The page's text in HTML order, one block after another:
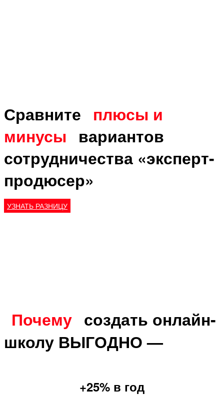
Сравните плюсы и
минусы вариантов
сотрудничества «эксперт-
продюсер»
УЗНАТЬ РАЗНИЦУ
Почему создать онлайн-
школу ВЫГОДНО—
+25% в год